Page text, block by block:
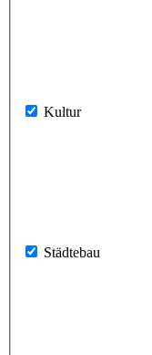
Kultur
Städtebau